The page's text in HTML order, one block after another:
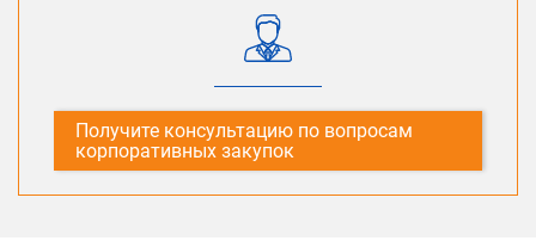
Получите консультацию по вопросам
корпоративных закупок